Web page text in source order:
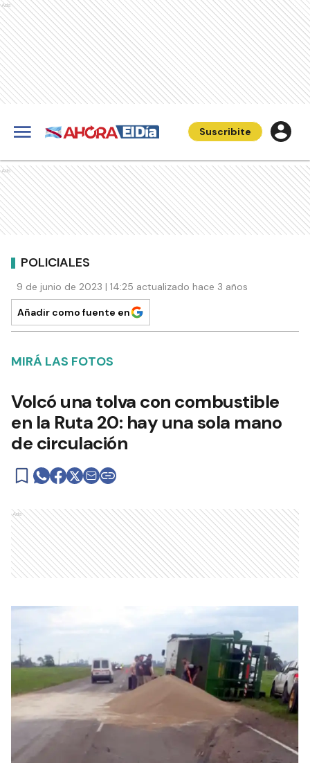
Ads
Suscribite
Ads
POLICIALES
9 de junio de 2023 | 14:25 actualizado hace 3 años
Añadir como fuente en
MIRÁ LAS FOTOS
Volcó una tolva con combustible
en la Ruta 20: hay una sola mano
de circulación
Ads